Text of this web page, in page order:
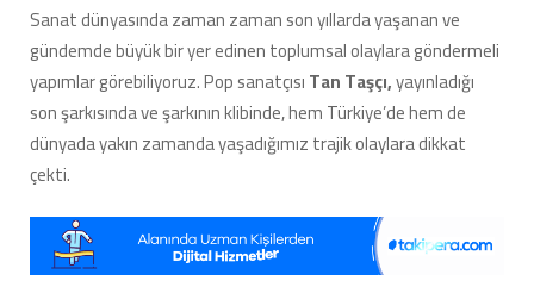
Yarattı:
Rap
Dünyasında
Başlayan
‘Tepki’
Dalgası
[18+
Sanat dünyasında zaman zaman son yıllarda yaşanan ve
gündemde büyük bir yer edinen toplumsal olaylara göndermeli
yapımlar görebiliyoruz. Pop sanatçısıTan Taşçı,yayınladığı
son şarkısında ve şarkının klibinde, hem Türkiye’de hem de
dünyada yakın zamanda yaşadığımız trajik olaylara dikkat
çekti.